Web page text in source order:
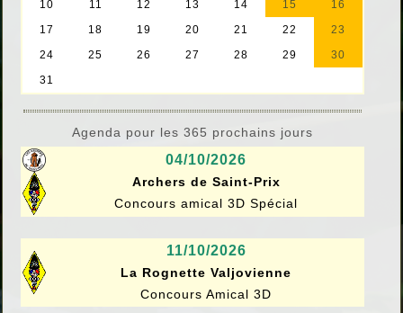
Agenda pour les 365 prochains jours
04/10/2026
Archers de Saint-Prix
Concours amical 3D Spécial
11/10/2026
La Rognette Valjovienne
Concours Amical 3D